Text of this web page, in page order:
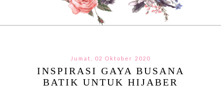
Jumat, 02 Oktober 2020
INSPIRASI GAYA BUSANA
BATIK UNTUK HIJABER